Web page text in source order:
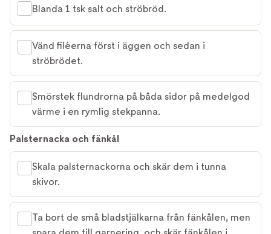
Blanda 1 tsk salt och ströbröd.
Vänd filéerna först i äggen och sedan i
ströbrödet.
Smörstek flundrorna på båda sidor på medelgod
värme i en rymlig stekpanna.
Palsternacka och fänkål
Skala palsternackorna och skär dem i tunna
skivor.
Ta bort de små bladstjälkarna från fänkålen, men